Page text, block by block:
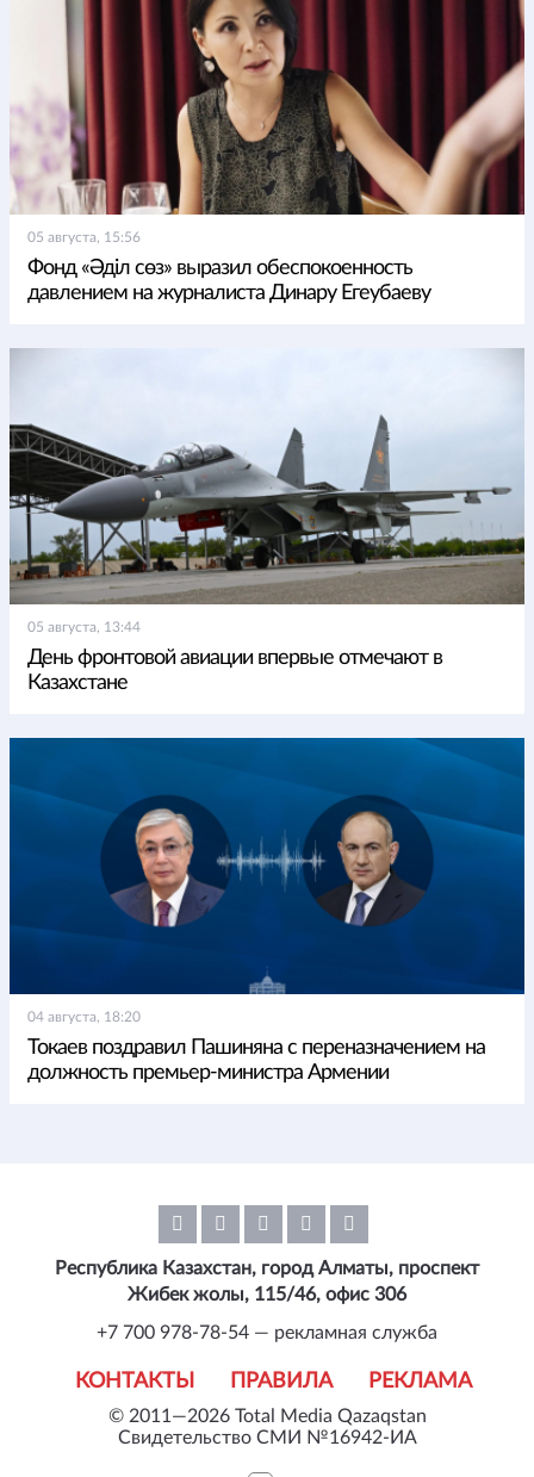
05 августа, 15:56
Фонд «Әділ сөз» выразил обеспокоенность
давлением на журналиста Динару Егеубаеву
05 августа, 13:44
День фронтовой авиации впервые отмечают в
Казахстане
04 августа, 18:20
Токаев поздравил Пашиняна с переназначением на
должность премьер-министра Армении
© 2011—2026 Total Media Qazaqstan
Свидетельство СМИ №16942-ИА
КОНТАКТЫ ПРАВИЛА РЕКЛАМА
Республика Казахстан, город Алматы, проспект
Жибек жолы, 115/46, офис 306
+7 700 978-78-54 — рекламная служба